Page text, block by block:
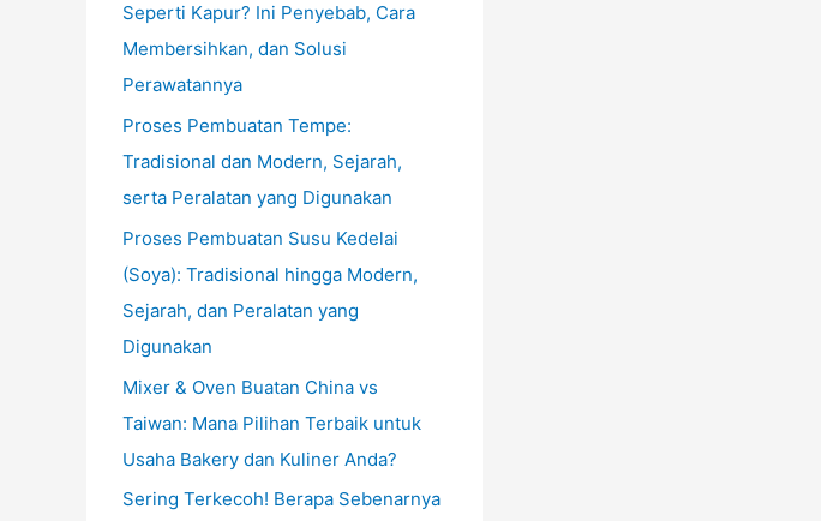
Seperti Kapur? Ini Penyebab, Cara
Membersihkan, dan Solusi
Perawatannya
Proses Pembuatan Tempe:
Tradisional dan Modern, Sejarah,
serta Peralatan yang Digunakan
Proses Pembuatan Susu Kedelai
(Soya): Tradisional hingga Modern,
Sejarah, dan Peralatan yang
Digunakan
Mixer & Oven Buatan China vs
Taiwan: Mana Pilihan Terbaik untuk
Usaha Bakery dan Kuliner Anda?
Sering Terkecoh! Berapa Sebenarnya